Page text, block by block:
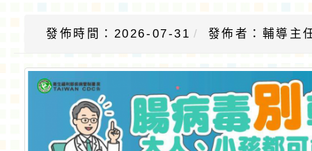
發佈時間：2026-07-31 發佈者：輔導主